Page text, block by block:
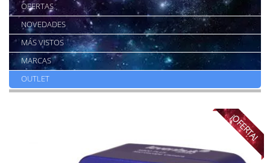
OFERTAS
NOVEDADES
MÁS VISTOS
MARCAS
OUTLET
¡OFERTA!